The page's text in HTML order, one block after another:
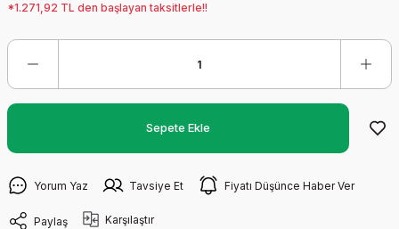
*1.271,92 TL den başlayan taksitlerle!!
Sepete Ekle
Yorum Yaz Tavsiye Et Fiyatı Düşünce Haber Ver
Paylaş Karşılaştır